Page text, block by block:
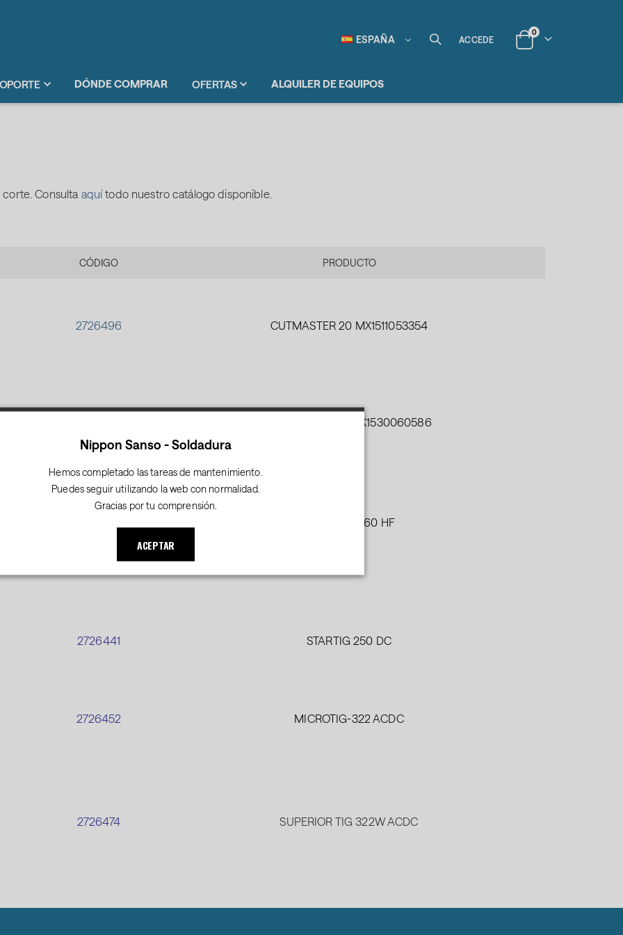
Lenguaje
ESPAÑA ACCEDE
Cart
0items
DÓNDE COMPRAR OFERTAS ALQUILER DE EQUIPOS
Consulta aquítodo nuestro catálogo disponible.
CÓDIGO PRODUCTO
2726496 CUTMASTER 20 MX1511053354
CUTMASTER 25 MX1530060586
.
SMARTCUT 60 HF
.
2726441
.
STARTIG 250 DC
2726452 MICROTIG-322 ACDC
2726474 SUPERIOR TIG 322W ACDC
Nippon Sanso - Soldadura
Hemos completado las tareas de mantenimiento.
Puedes seguir utilizando la web con normalidad.
Gracias por tu comprensión.
ACEPTAR